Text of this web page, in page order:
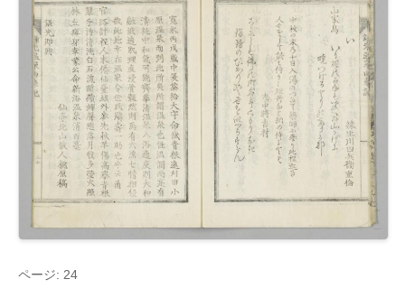
ページ: 24